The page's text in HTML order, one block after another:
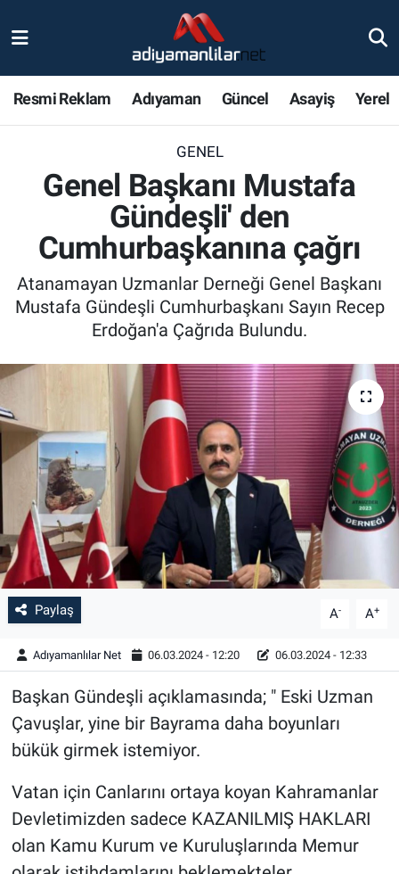
Resmi Reklam Adıyaman Güncel Asayiş Yerel
GENEL
Genel Başkanı Mustafa
Gündeşli' den
Cumhurbaşkanına çağrı
Atanamayan Uzmanlar Derneği Genel Başkanı
Mustafa Gündeşli Cumhurbaşkanı Sayın Recep
Erdoğan'a Çağrıda Bulundu.
Paylaş A- A+
Adıyamanlılar Net 06.03.2024 - 12:20 06.03.2024 - 12:33
Başkan Gündeşli açıklamasında; " Eski Uzman
Çavuşlar, yine bir Bayrama daha boyunları
bükük girmek istemiyor.
Vatan için Canlarını ortaya koyan Kahramanlar
Devletimizden sadece KAZANILMIŞ HAKLARI
olan Kamu Kurum ve Kuruluşlarında Memur
Bölge Haberleri
Gündem
Asayiş
Özel Haber
Kültür Sanat
Eğitim
Ekonomi
Yaşam
Çevre
BİLİM VE TEKNOLOJİ
Şambayat Haber
Nöbetçi Eczaneler
Adiyaman Namaz Vakitleri
Trafik Durumu
Süper Lig Puan Durumu ve Fikstür
Tüm Manşetler
Son Dakika Haberleri
Haber Arşivi